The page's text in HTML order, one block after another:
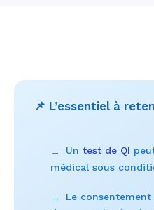
📌 L’essentiel à
→ Un test de QI
médical sous
→
Le